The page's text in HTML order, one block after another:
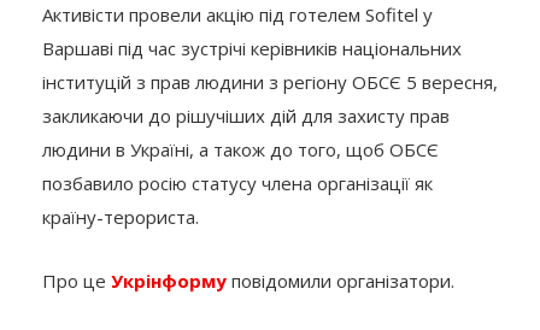
Активісти провели акцію під готелем Sofitel у
Варшаві під час зустрічі керівників національних
інституцій з прав людини з регіону ОБСЄ 5 вересня,
закликаючи до рішучіших дій для захисту прав
людини в Україні, а також до того, щоб ОБСЄ
позбавило росію статусу члена організації як
країну-терориста.
Про це Укрінформу повідомили організатори.